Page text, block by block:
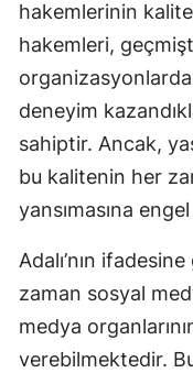
hakemlerinin
hakemleri,
deneyim
sahiptir. Ancak,
bu kalitenin her
yansımasına
Adalı’nın
zaman sosyal
medya
verebilmektedir.